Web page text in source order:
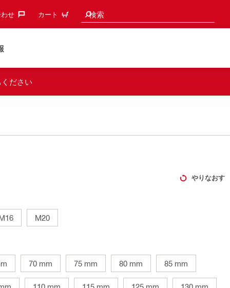
せ‎ カート 検索
検索候補
ださい
やりなおす
M20
70 mm 75 mm 80 mm 85 mm